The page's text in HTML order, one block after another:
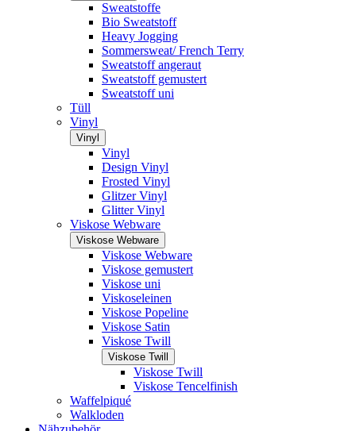
Sweatstoffe
Bio Sweatstoff
Heavy Jogging
Sommersweat/ French Terry
Sweatstoff angeraut
Sweatstoff gemustert
Sweatstoff uni
Tüll
Vinyl
Vinyl
Vinyl
Design Vinyl
Frosted Vinyl
Glitzer Vinyl
Glitter Vinyl
Viskose Webware
Viskose Webware
Viskose Webware
Viskose gemustert
Viskose uni
Viskoseleinen
Viskose Popeline
Viskose Satin
Viskose Twill
Viskose Twill
Viskose Twill
Viskose Tencelfinish
Waffelpiqué
Walkloden